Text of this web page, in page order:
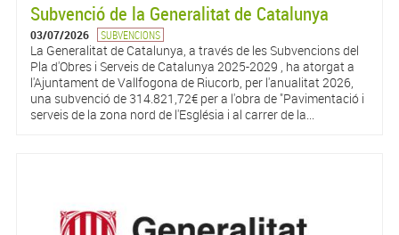
Subvenció de la Generalitat de Catalunya
03/07/2026 SUBVENCIONS
La Generalitat de Catalunya, a través de les Subvencions del
Pla d'Obres i Serveis de Catalunya 2025-2029 , ha atorgat a
l'Ajuntament de Vallfogona de Riucorb, per l'anualitat 2026,
una subvenció de 314.821,72€ per a l'obra de "Pavimentació i
serveis de la zona nord de l'Església i al carrer de la...